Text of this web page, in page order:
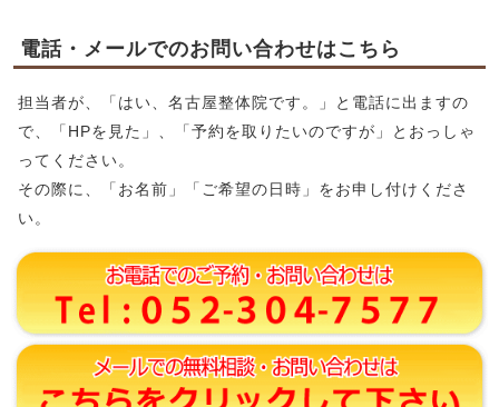
電話・メールでのお問い合わせはこちら
担当者が、「はい、名古屋整体院です。」と電話に出ますの
で、「HPを見た」、「予約を取りたいのですが」とおっしゃ
ってください。
その際に、「お名前」「ご希望の日時」をお申し付けくださ
い。